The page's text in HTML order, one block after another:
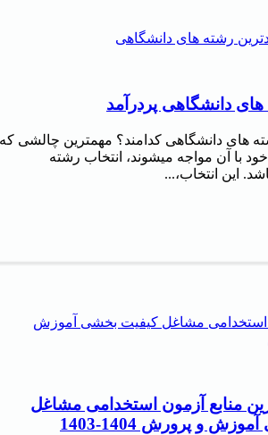
دانشگاهی پردرآمد
های دانشگاهی کدامند؟ مهمترین چالشی که
خود با آن مواجه میشوند، انتخاب رشته
این انتخاب،...
منابع آزمون استخدامی مشاغل
و پرورش 1404-1403